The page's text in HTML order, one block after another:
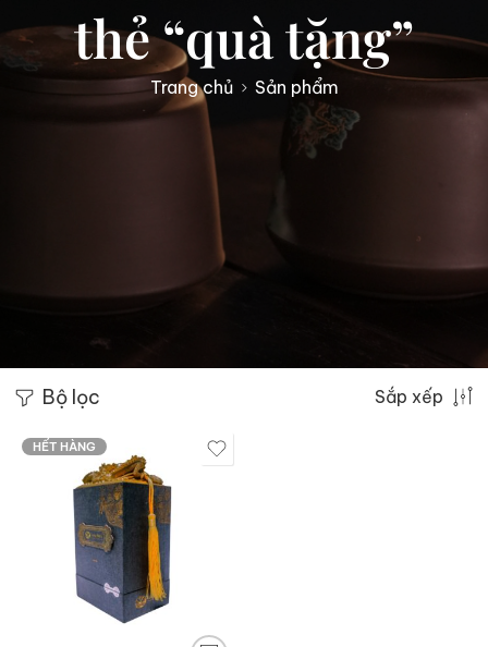
thẻ “quà tặng”
Trang chủ Sản phẩm
Bộ lọc Sắp xếp
HẾT HÀNG